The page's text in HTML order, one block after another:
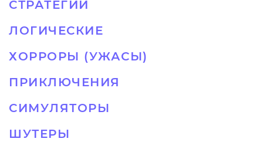
СТРАТЕГИИ
ЛОГИЧЕСКИЕ
ХОРРОРЫ (УЖАСЫ)
ПРИКЛЮЧЕНИЯ
СИМУЛЯТОРЫ
ШУТЕРЫ